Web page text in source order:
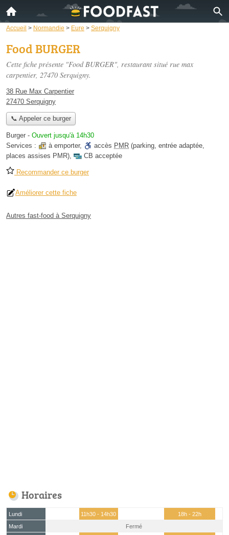
Accueil > Normandie > Eure > Serquigny
Food BURGER
Cette fiche présente "Food BURGER", restaurant situé rue max
carpentier, 27470 Serquigny.
38 Rue Max Carpentier
27470 Serquigny
📞 Appeler ce burger
Burger - Ouvert jusqu'à 14h30
Services :
à emporter, accès PMR (parking, entrée adaptée,
places assises PMR), CB acceptée
Recommander ce burger
Améliorer cette fiche
Autres fast-food à Serquigny
Horaires
Lundi 11h30 - 14h30
18h - 22h
Mardi
Fermé